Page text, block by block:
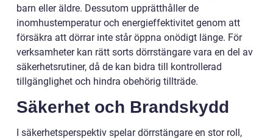
barn eller äldre. Dessutom upprätthåller de
inomhustemperatur och energieffektivitet genom att
försäkra att dörrar inte står öppna onödigt länge. För
verksamheter kan rätt sorts dörrstängare vara en del av
säkerhetsrutiner, då de kan bidra till kontrollerad
tillgänglighet och hindra obehörig tillträde.
Säkerhet och Brandskydd
I säkerhetsperspektiv spelar dörrstängare en stor roll,